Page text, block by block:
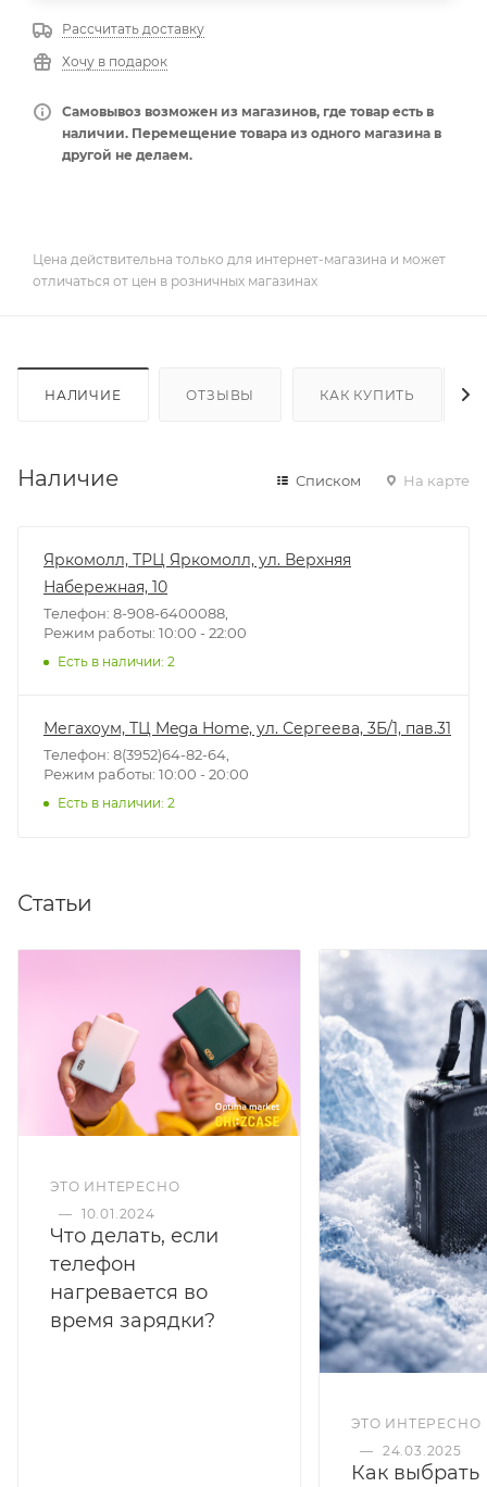
Рассчитать доставку
Хочу в подарок
Самовывоз возможен из магазинов, где товар есть в
наличии. Перемещение товара из одного магазина в
другой не делаем.
Цена действительна только для интернет-магазина и может
отличаться от цен в розничных магазинах
НАЛИЧИЕ ОТЗЫВЫ КАК КУПИТЬ
Наличие Списком На карте
Яркомолл, ТРЦ Яркомолл, ул. Верхняя
Набережная, 10
Телефон: 8-908-6400088,
Режим работы: 10:00 - 22:00
Есть в наличии: 2
Мегахоум, ТЦ Mega Home, ул. Сергеева, 3Б/1, пав.31
Телефон: 8(3952)64-82-64,
Режим работы: 10:00 - 20:00
Есть в наличии: 2
Статьи
ЭТО ИНТЕРЕСНО
— 10.01.2024
Что делать, если
телефон
нагревается во
время зарядки?
ЭТО ИНТЕРЕСНО
— 24.03.2025
Как выбрать